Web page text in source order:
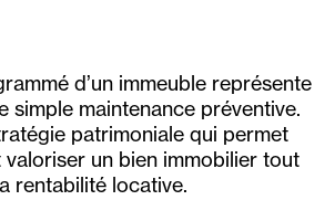
d’un immeuble représente
simple maintenance préventive.
patrimoniale qui permet
un bien immobilier tout
rentabilité locative.